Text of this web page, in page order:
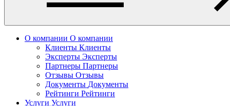
О компании О компании
Клиенты Клиенты
Эксперты Эксперты
Партнеры Партнеры
Отзывы Отзывы
Документы Документы
Рейтинги Рейтинги
Услуги Услуги